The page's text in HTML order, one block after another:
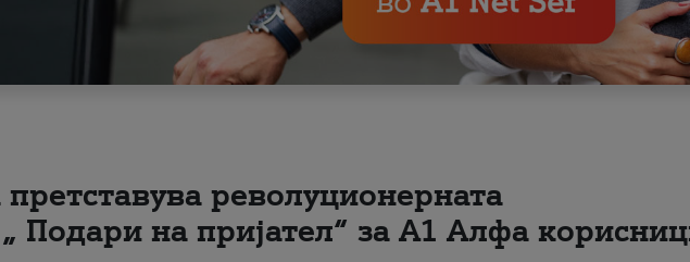
револуционерната
Подари на пријател“ за А1 Алфа